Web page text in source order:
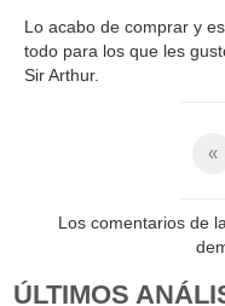
Lo acabo de comprar y
todo para los que les
Sir Arthur.
«
Los comentarios de
ÚLTIMOS